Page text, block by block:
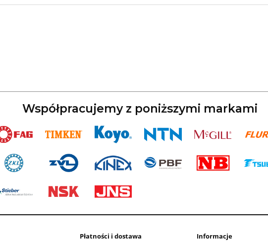
Współpracujemy z poniższymi markami
Płatności i dostawa Informacje